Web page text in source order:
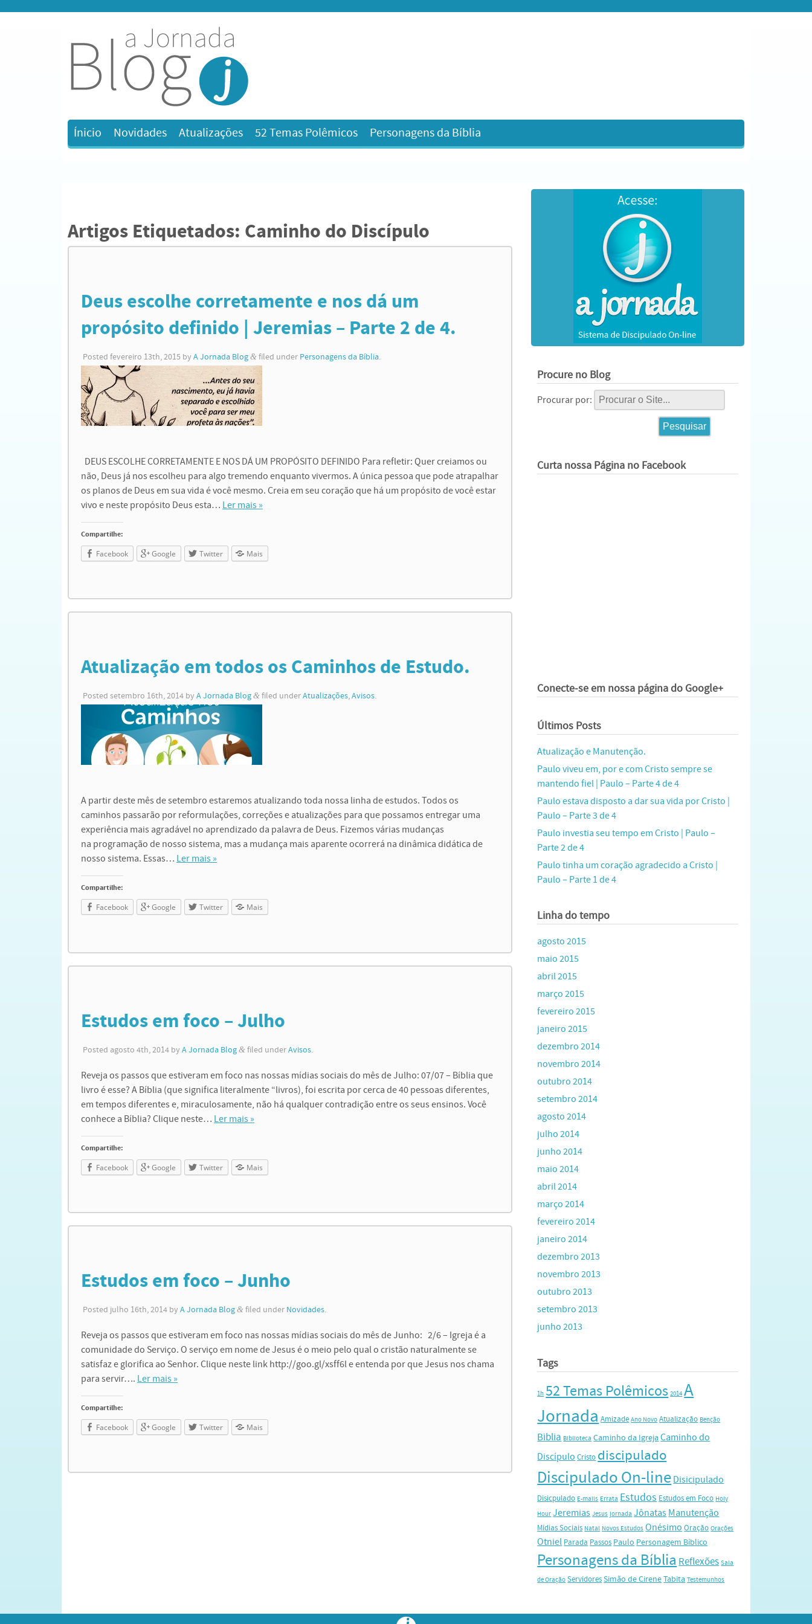
Ínicio Novidades Atualizações 52 Temas Polêmicos Personagens da Bíblia
Artigos Etiquetados: Caminho do Discípulo
Deus escolhe corretamente e nos dá um
propósito definido | Jeremias – Parte 2 de 4.
Posted fevereiro 13th, 2015 by A Jornada Blog & filed under Personagens da Bíblia.
DEUS ESCOLHE CORRETAMENTE E NOS DÁ UM PROPÓSITO DEFINIDO Para refletir: Quer creiamos ou
não, Deus já nos escolheu para algo tremendo enquanto vivermos. A única pessoa que pode atrapalhar
os planos de Deus em sua vida é você mesmo. Creia em seu coração que há um propósito de você estar
vivo e neste propósito Deus esta… Ler mais »
Compartilhe:
Facebook Google Twitter Mais
Atualização em todos os Caminhos de Estudo.
Posted setembro 16th, 2014 by A Jornada Blog & filed underAtualizações,Avisos.
A partir deste mês de setembro estaremos atualizando toda nossa linha de estudos. Todos os
caminhos passarão por reformulações, correções e atualizações para que possamos entregar uma
experiência mais agradável no aprendizado da palavra de Deus. Fizemos várias mudanças
na programação de nosso sistema, mas a mudança mais aparente ocorrerá na dinâmica didática de
nosso sistema. Essas… Ler mais »
Compartilhe:
Facebook Google Twitter Mais
Estudos em foco – Julho
Posted agosto 4th, 2014 by A Jornada Blog & filed underAvisos.
Reveja os passos que estiveram em foco nas nossas mídias sociais do mês de Julho: 07/07 – Bíblia que
livro é esse? A Bíblia (que significa literalmente “livros), foi escrita por cerca de 40 pessoas diferentes,
em tempos diferentes e, miraculosamente, não há qualquer contradição entre os seus ensinos. Você
conhece a Bíblia? Clique neste… Ler mais »
Compartilhe:
Facebook Google Twitter Mais
Estudos em foco – Junho
Posted julho 16th, 2014 by A Jornada Blog & filed under Novidades.
Reveja os passos que estiveram em foco nas nossas mídias sociais do mês de Junho: 2/6 – Igreja é a
comunidade do Serviço. O serviço em nome de Jesus é o meio pelo qual o cristão naturalmente se
satisfaz e glorifica ao Senhor. Clique neste link http://goo.gl/xsff6l e entenda por que Jesus nos chama
para servir…. Ler mais »
Compartilhe:
Facebook Google Twitter Mais
Procure no Blog
Procurar por:
Curta nossa Página no Facebook
Conecte-se em nossa página do Google+
Últimos Posts
Atualização e Manutenção.
Paulo viveu em, por e com Cristo sempre se
mantendo fiel | Paulo – Parte 4 de 4
Paulo estava disposto a dar sua vida por Cristo |
Paulo – Parte 3 de 4
Paulo investia seu tempo em Cristo | Paulo –
Parte 2 de 4
Paulo tinha um coração agradecido a Cristo |
Paulo – Parte 1 de 4
Linha do tempo
agosto 2015
maio 2015
abril 2015
março 2015
fevereiro 2015
janeiro 2015
dezembro 2014
novembro 2014
outubro 2014
setembro 2014
agosto 2014
julho 2014
junho 2014
maio 2014
abril 2014
março 2014
fevereiro 2014
janeiro 2014
dezembro 2013
novembro 2013
outubro 2013
setembro 2013
junho 2013
Tags
1h 52 Temas Polêmicos 2014 A
Jornada Amizade Ano Novo Atualização Benção
Biblia Biblioteca Caminho da IgrejaCaminho do
Discípulo Cristo discipulado
Discipulado On-line Disicipulado
Disicpulado E-mails Errata Estudos Estudos em Foco Holy
Hour Jeremias Jesus jornada Jônatas Manutenção
Mídias Sociais Natal Novos Estudos Onésimo Oração Orações
Otniel Parada Passos Paulo Personagem Bíblico
Personagens da Bíblia Reflexões Sala
de Oração Servidores Simão de CireneTabita Testemunhos